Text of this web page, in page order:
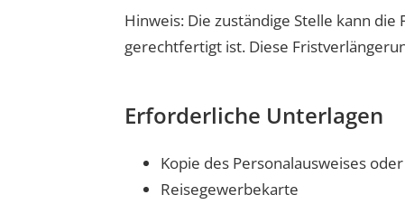
Hinweis: Die zuständige Stelle kann
gerechtfertigt ist. Diese
Erforderliche Unterlagen
Kopie des Personalausweises
Reisegewerbekarte